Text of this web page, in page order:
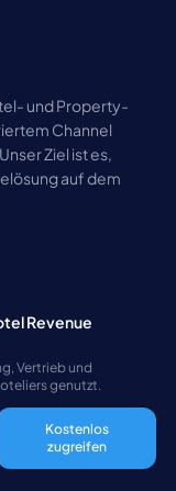
und Property-
Channel
Ziel ist es,
auf dem
Revenue
Vertrieb und
genutzt.
Kostenlos
zugreifen